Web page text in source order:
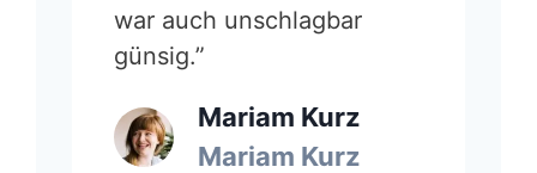
war auch unschlagbar
günsig.”
Mariam Kurz
Mariam Kurz